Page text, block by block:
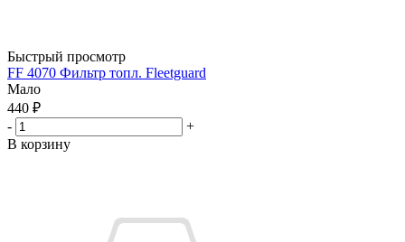
Быстрый просмотр
FF 4070 Фильтр топл. Fleetguard
Мало
440 ₽
-
+
В корзину